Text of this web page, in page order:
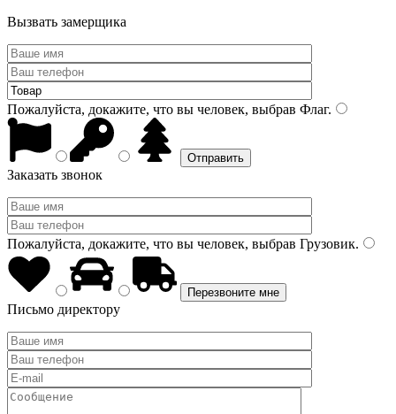
Вызвать замерщика
Пожалуйста, докажите, что вы человек, выбрав Флаг.
Заказать звонок
Пожалуйста, докажите, что вы человек, выбрав Грузовик.
Письмо директору